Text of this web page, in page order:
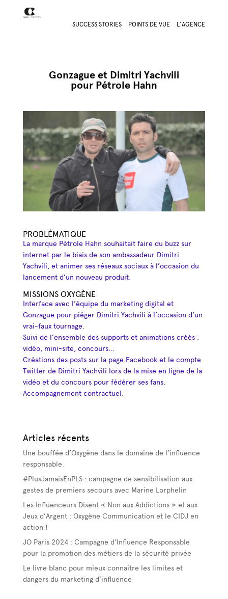
SUCCESS STORIES POINTS DE VUE L’AGENCE
Gonzague et Dimitri Yachvili
pour Pétrole Hahn
PROBLÉMATIQUE
La marque Pétrole Hahn souhaitait faire du buzz sur
internet par le biais de son ambassadeur Dimitri
Yachvili, et animer ses réseaux sociaux à l’occasion du
lancement d’un nouveau produit.
MISSIONS OXYGÈNE
Interface avec l’équipe du marketing digital et
Gonzague pour piéger Dimitri Yachvili à l’occasion d’un
vrai-faux tournage.
Suivi de l’ensemble des supports et animations créés :
vidéo, mini-site, concours…
Créations des posts sur la page Facebook et le compte
Twitter de Dimitri Yachvili lors de la mise en ligne de la
vidéo et du concours pour fédérer ses fans.
Accompagnement contractuel.
Articles récents
Une bouffée d’Oxygène dans le domaine de l’influence
responsable.
#PlusJamaisEnPLS : campagne de sensibilisation aux
gestes de premiers secours avec Marine Lorphelin
Les Influenceurs Disent « Non aux Addictions » et aux
Jeux d’Argent : Oxygène Communication et le CIDJ en
action !
JO Paris 2024 : Campagne d’Influence Responsable
pour la promotion des métiers de la sécurité privée
Le livre blanc pour mieux connaitre les limites et
dangers du marketing d’influence